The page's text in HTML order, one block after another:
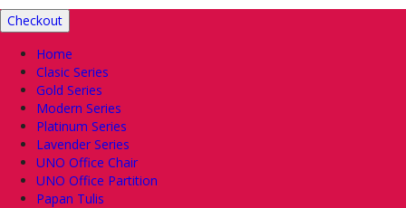
Checkout
Home
Clasic Series
Gold Series
Modern Series
Platinum Series
Lavender Series
UNO Office Chair
UNO Office Partition
Papan Tulis